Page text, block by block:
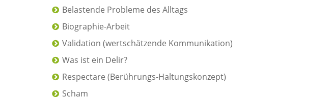
Belastende Probleme des Alltags
Biographie-Arbeit
Validation (wertschätzende Kommunikation)
Was ist ein Delir?
Respectare (Berührungs-Haltungskonzept)
Scham